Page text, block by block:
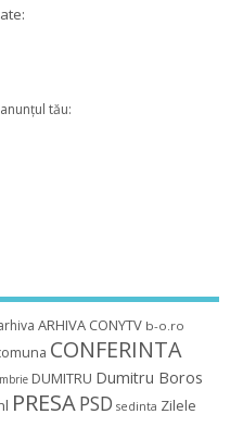
tău:
ARHIVA CONYTV b-o.ro
CONFERINTA
DUMITRU Dumitru Boros
PRESAPSD sedinta Zilele